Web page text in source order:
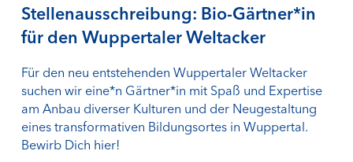
Stellenausschreibung: Bio-Gärtner*in
für den Wuppertaler Weltacker
Für den neu entstehenden Wuppertaler Weltacker
suchen wir eine*n Gärtner*in mit Spaß und Expertise
am Anbau diverser Kulturen und der Neugestaltung
eines transformativen Bildungsortes in Wuppertal.
Bewirb Dich hier!